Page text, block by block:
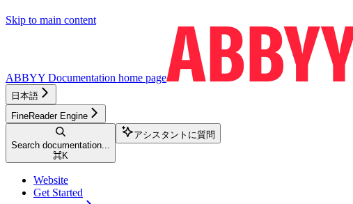
Skip to main content
ABBYY Documentation home page
日本語
FineReader Engine
Search documentation...
⌘K
アシスタントに質問
Website
Get Started